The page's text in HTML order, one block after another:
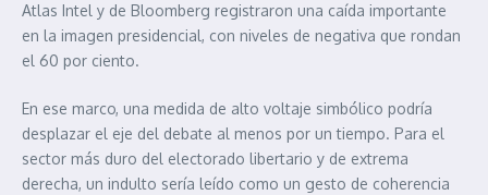
Atlas Intel y de Bloomberg registraron una caída importante
en la imagen presidencial, con niveles de negativa que rondan
el 60 por ciento.
En ese marco, una medida de alto voltaje simbólico podría
desplazar el eje del debate al menos por un tiempo. Para el
sector más duro del electorado libertario y de extrema
derecha, un indulto sería leído como un gesto de coherencia